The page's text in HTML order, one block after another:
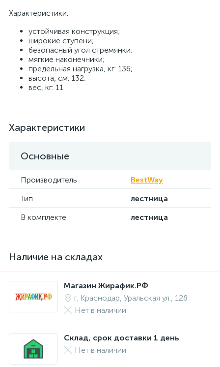
Характеристики:
устойчивая конструкция;
широкие ступени;
безопасный угол стремянки;
мягкие наконечники;
предельная нагрузка, кг: 136;
высота, см: 132;
вес, кг: 11.
Характеристики
Основные
Производитель
BestWay
Тип
лестница
В комплекте
лестница
Наличие на складах
Магазин Жирафик.РФ
г. Краснодар, Уральская ул., 128
Нет в наличии
Склад, срок доставки 1 день
Нет в наличии